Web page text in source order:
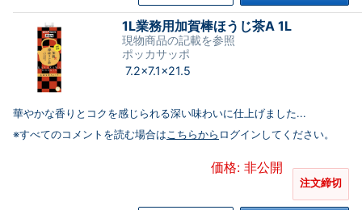
1L業務用加賀棒ほうじ茶A 1L
現物商品の記載を参照
ポッカサッポ
7.2×7.1×21.5
華やかな香りとコクを感じられる深い味わいに仕上げました...
※すべてのコメントを読む場合はこちらから ログインしてください。
価格: 非公開
注文締切